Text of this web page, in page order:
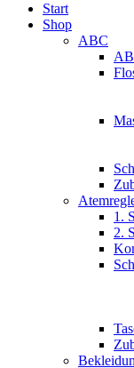
Start
Shop
ABC
1.
2.